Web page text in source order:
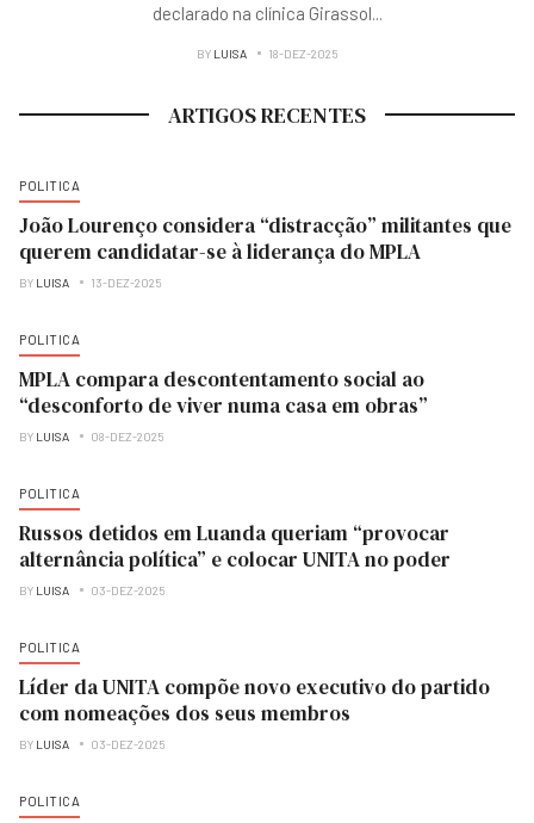
declarado na clínica Girassol...
BY LUISA 18-DEZ-2025
ARTIGOS RECENTES
POLITICA
João Lourenço considera “distracção” militantes que
querem candidatar-se à liderança do MPLA
BY LUISA 13-DEZ-2025
POLITICA
MPLA compara descontentamento social ao
“desconforto de viver numa casa em obras”
BY LUISA 08-DEZ-2025
POLITICA
Russos detidos em Luanda queriam “provocar
alternância política” e colocar UNITA no poder
BY LUISA 03-DEZ-2025
POLITICA
Líder da UNITA compõe novo executivo do partido
com nomeações dos seus membros
BY LUISA 03-DEZ-2025
POLITICA